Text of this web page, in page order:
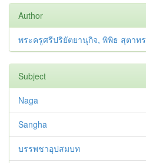
Author
พระครูศรีปริยัตยานุกิจ, พิพิธ สุตาทร
Subject
Naga
Sangha
บรรพชาอุปสมบท